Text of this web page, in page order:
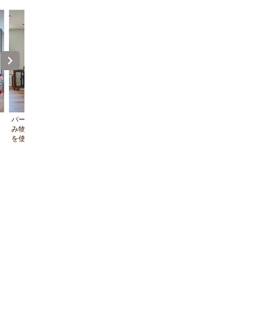
バーカウンターは、簡単なお食事やお飲
み物の準備にご利用いただけます。火器
を使う調理はできません